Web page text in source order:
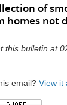
of
homes not
this bulletin at
email? View it